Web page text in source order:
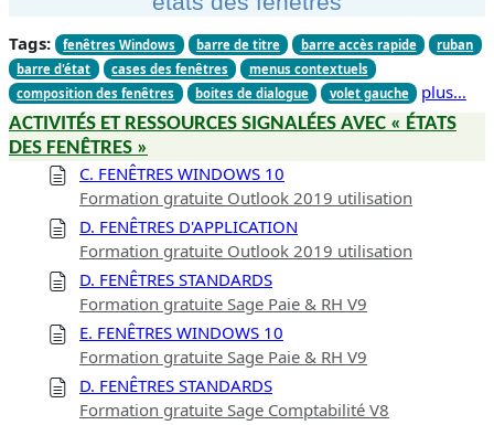
Tags: fenêtres Windows barre de titre barre accès rapide
ruban
barre d'état
cases des fenêtres
menus contextuels
composition des fenêtres
boites de dialogue volet gauche plus…
ACTIVITÉS ET RESSOURCES SIGNALÉES AVEC « ÉTATS
DES FENÊTRES »
C. FENÊTRES WINDOWS 10
Formation gratuite Outlook 2019 utilisation
D. FENÊTRES D'APPLICATION
Formation gratuite Outlook 2019 utilisation
D. FENÊTRES STANDARDS
Formation gratuite Sage Paie & RH V9
E. FENÊTRES WINDOWS 10
Formation gratuite Sage Paie & RH V9
D. FENÊTRES STANDARDS
Formation gratuite Sage Comptabilité V8